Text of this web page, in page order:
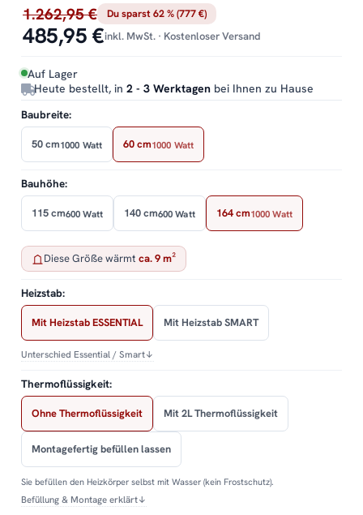
1.262,95 € Du sparst 62 % (777 €)
485,95 €inkl. MwSt. · Kostenloser Versand
Auf Lager
Heute bestellt, in 2 - 3 Werktagen bei Ihnen zu Hause
Baubreite:
50 cm1000 Watt 60 cm1000 Watt
Bauhöhe:
115 cm600 Watt 140 cm600 Watt 164 cm1000 Watt
Diese Größe wärmt ca. 9 m²
Heizstab:
Mit Heizstab ESSENTIAL Mit Heizstab SMART
Unterschied Essential / Smart↓
Thermoflüssigkeit:
Ohne Thermoflüssigkeit Mit 2L Thermoflüssigkeit
Montagefertig befüllen lassen
Sie befüllen den Heizkörper selbst mit Wasser (kein Frostschutz).
Befüllung & Montage erklärt↓